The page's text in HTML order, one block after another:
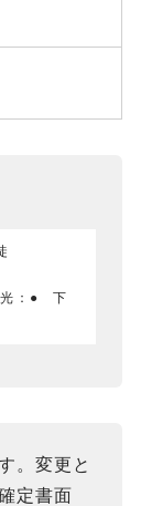
光：● 下
。変更と
定書面